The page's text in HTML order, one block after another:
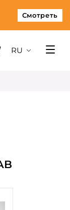
Смотреть
RU